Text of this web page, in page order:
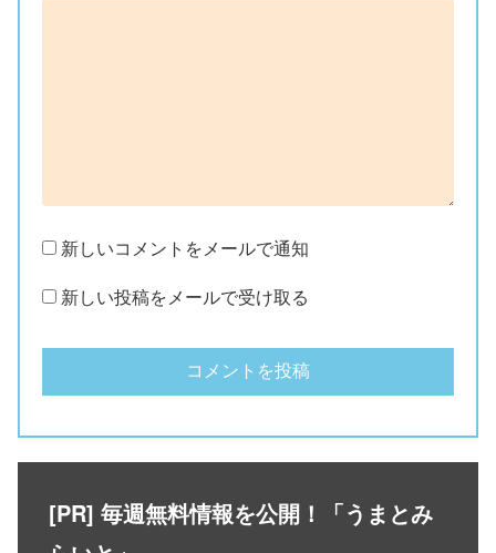
新しいコメントをメールで通知
新しい投稿をメールで受け取る
[PR] 毎週無料情報を公開！「うまとみ